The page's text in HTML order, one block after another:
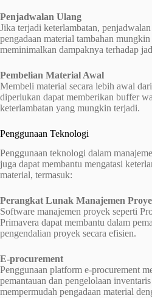
Penjadwalan Ulang
Jika terjadi keterlambatan,
pengadaan material tambahan
meminimalkan dampaknya terhadap
Pembelian Material Awal
Membeli material secara lebih awal
diperlukan dapat memberikan buffer
keterlambatan yang mungkin terjadi.
Penggunaan Teknologi
Penggunaan teknologi dalam
juga dapat membantu mengatasi
material, termasuk:
Perangkat Lunak Manajemen
Software manajemen proyek seperti
Primavera dapat membantu dalam
pengendalian proyek secara efisien.
E-procurement
Penggunaan platform e-procurement
pemantauan dan pengelolaan
mempermudah pengadaan material